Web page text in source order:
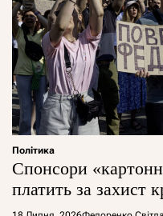
Політика
Спонсори
платить за захист